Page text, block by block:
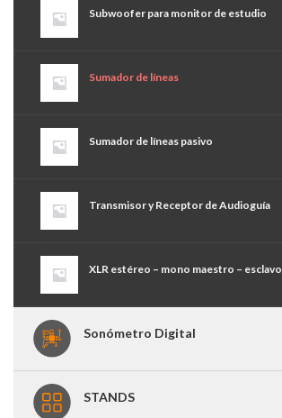
Subwoofer para monitor de estudio
Sumador de líneas
Sumador de líneas pasivo
Transmisor y Receptor de Audioguía
XLR estéreo – mono maestro – esclavo
Sonómetro Digital
STANDS